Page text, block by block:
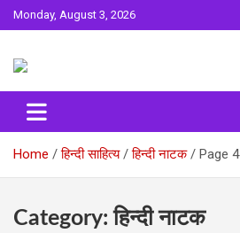
Skip
to
Monday, August 3, 2026
Surta
Home हिन्दी साहित्य हिन्‍दी नाटक Page 4
Category:हिन्‍दी नाटक